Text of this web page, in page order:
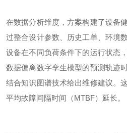
在数据分析维度，方案构建了设备
过整合设计参数、历史工单、环境
设备在不同负荷条件下的运行状态
数据偏离数字孪生模型的预测轨迹
结合知识图谱技术给出维修建议。
平均故障间隔时间（MTBF）延长。